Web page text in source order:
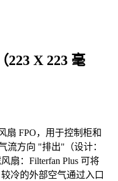
223 X 223 毫
扇 FPO，用于控制柜和
流方向 "排出"（设计：
扇：Filterfan Plus 可将
冷的外部空气通过入口